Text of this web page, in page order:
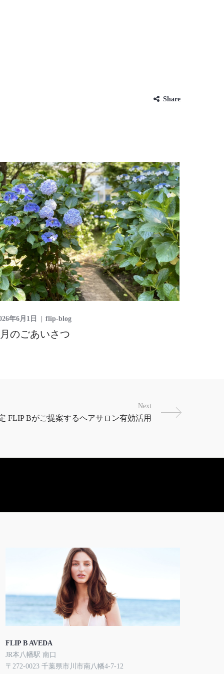
Share
年6月1日 flip-blog
のごあいさつ
Next
FLIP B AVEDA
JR本八幡駅 南口
〒272-0023 千葉県市川市南八幡4-7-12